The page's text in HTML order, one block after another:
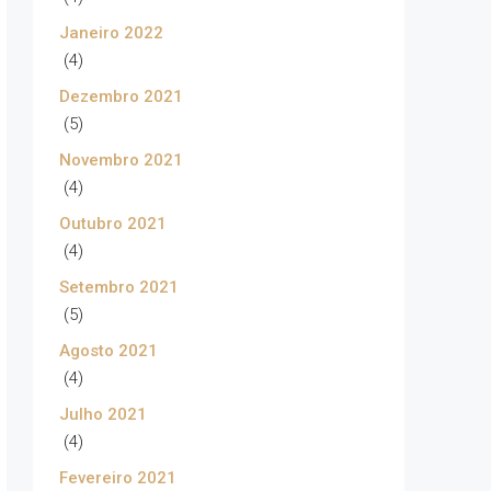
Janeiro 2022
(4)
Dezembro 2021
(5)
Novembro 2021
(4)
Outubro 2021
(4)
Setembro 2021
(5)
Agosto 2021
(4)
Julho 2021
(4)
Fevereiro 2021